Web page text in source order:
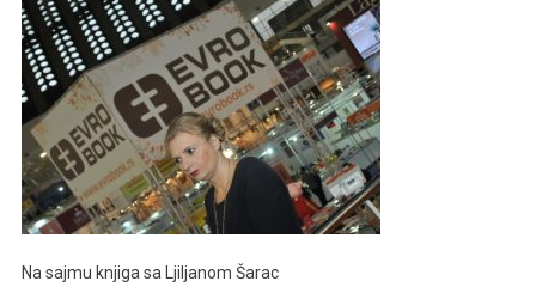
Knjiga
Sa
Ljiljanom
Šarac
Na sajmu knjiga sa Ljiljanom Šarac